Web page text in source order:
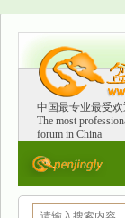
中国最专业最受
The most
forum in China